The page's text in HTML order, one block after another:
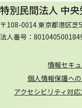
特別民間法人 中
〒108-0014 東京都港区
法人番号：
情報セキ
個人情報保護へ
アクセシビリティ対